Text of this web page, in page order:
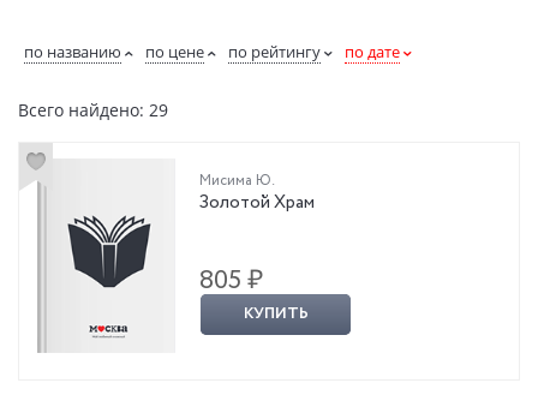
по названию по цене по рейтингу по дате
Всего найдено: 29
Мисима Ю.
Золотой Храм
805 ₽
КУПИТЬ